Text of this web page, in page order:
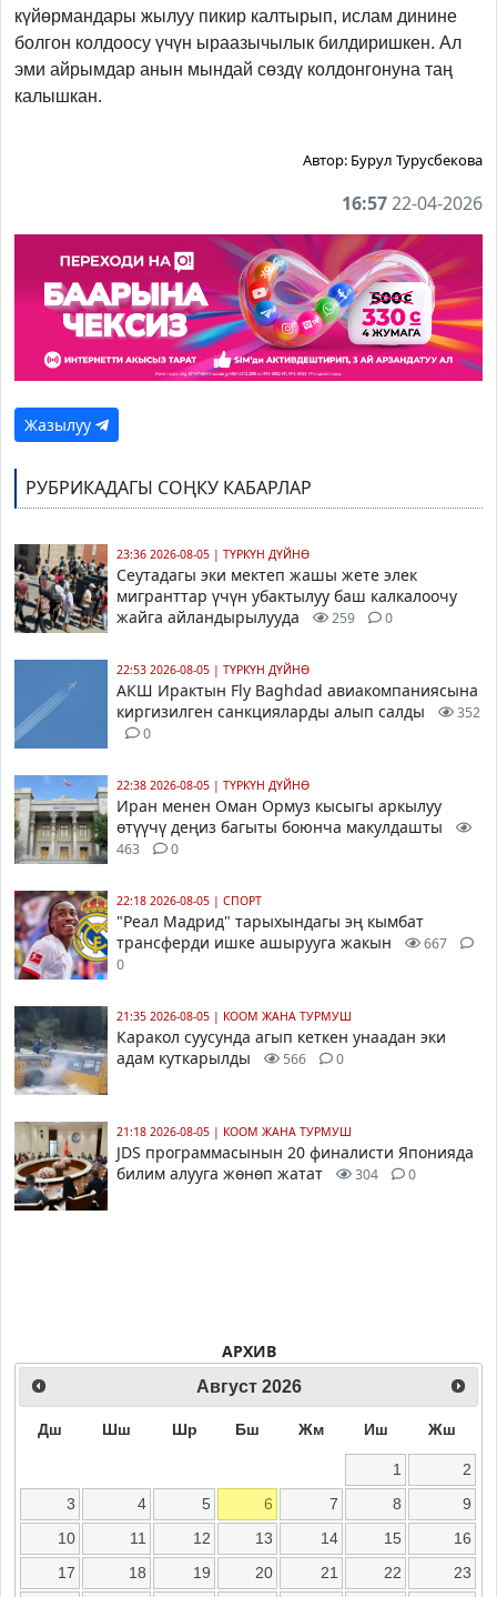
күйөрмандары жылуу пикир калтырып, ислам динине
болгон колдоосу үчүн ыраазычылык билдиришкен. Ал
эми айрымдар анын мындай сөздү колдонгонуна таң
калышкан.
Автор: Бурул Турусбекова
16:5722-04-2026
Жазылуу
РУБРИКАДАГЫ СОҢКУ КАБАРЛАР
23:36 2026-08-05 | ТҮРКҮН ДҮЙНӨ
Сеутадагы эки мектеп жашы жете элек
мигранттар үчүн убактылуу баш калкалоочу
жайга айландырылууда
259 0
22:53 2026-08-05 | ТҮРКҮН ДҮЙНӨ
АКШ Ирактын Fly Baghdad авиакомпаниясына
киргизилген санкцияларды алып салды
352
0
22:38 2026-08-05 | ТҮРКҮН ДҮЙНӨ
Иран менен Оман Ормуз кысыгы аркылуу
өтүүчү деңиз багыты боюнча макулдашты
463 0
22:18 2026-08-05 | СПОРТ
"Реал Мадрид" тарыхындагы эң кымбат
трансферди ишке ашырууга жакын
667
0
21:35 2026-08-05 | КООМ ЖАНА ТУРМУШ
Каракол суусунда агып кеткен унаадан эки
адам куткарылды
566 0
21:18 2026-08-05 | КООМ ЖАНА ТУРМУШ
JDS программасынын 20 финалисти Японияда
билим алууга жөнөп жатат
304 0
АРХИВ
Август 2026
Дш Шш Шр Бш Жм Иш Жш
1
2
3
4 5 6 7 8
9
10
11 12 13 14 15
16
17
18 19 20 21 22
23